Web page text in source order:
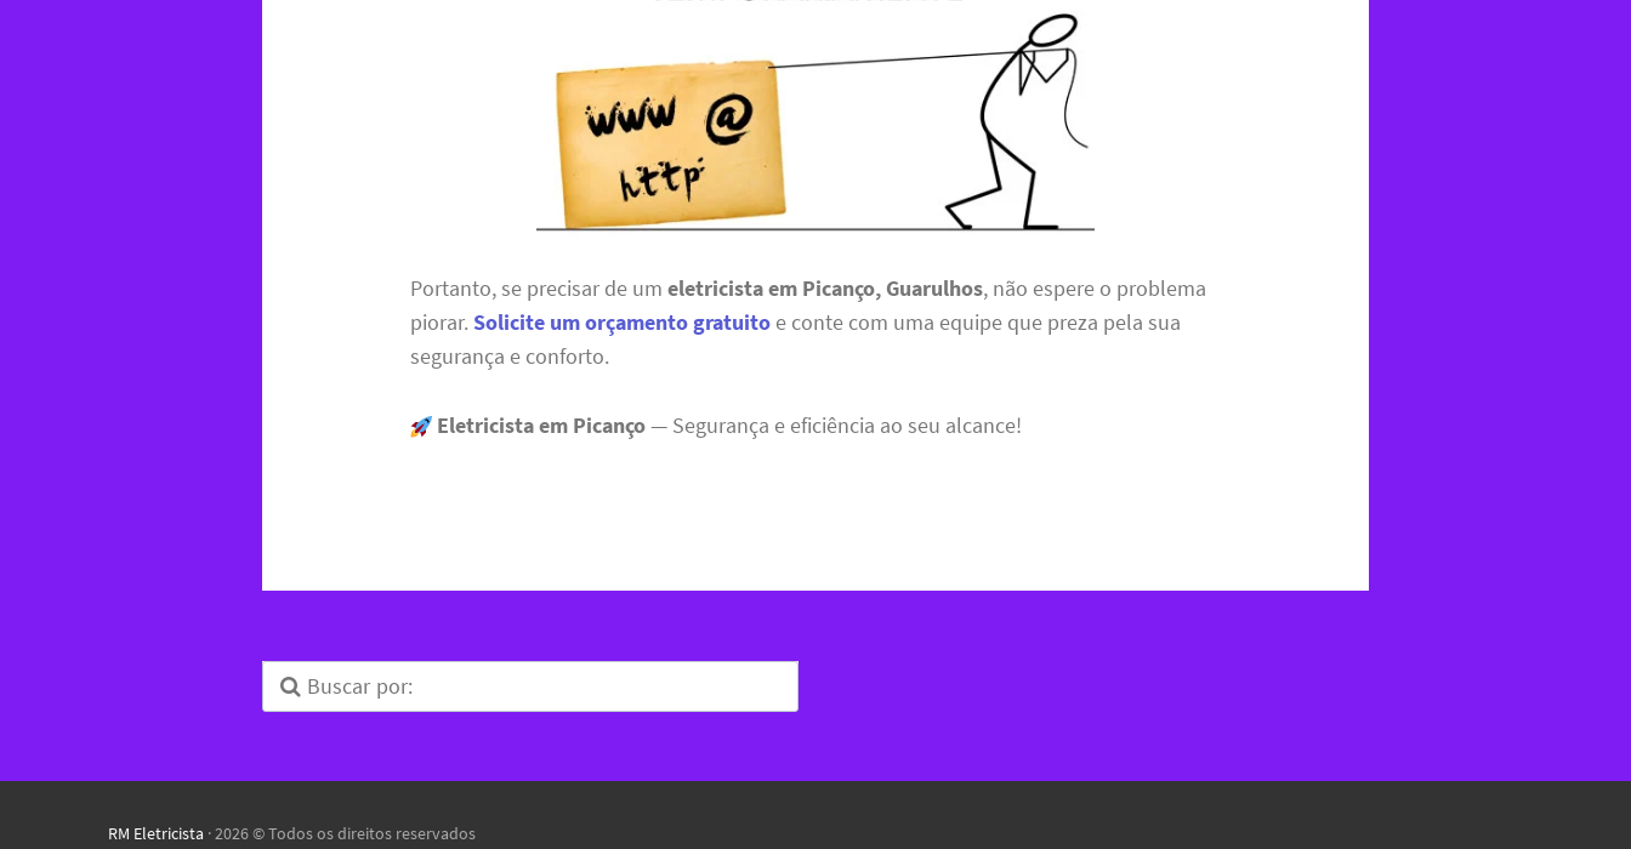
Portanto, se precisar de umeletricista em Picanço, Guarulhos, não espere o problema
piorar. Solicite um orçamento gratuito e conte com uma equipe que preza pela sua
segurança e conforto.
Eletricista em Picanço— Segurança e eficiência ao seu alcance!
RM Eletricista · 2026 © Todos os direitos reservados